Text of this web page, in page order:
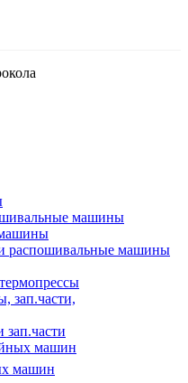
машины
распошивальные машины
зап.части,
зап.части
машин
машин